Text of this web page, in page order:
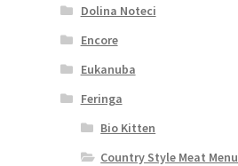
Dolina Noteci
Encore
Eukanuba
Feringa
Bio Kitten
Country Style Meat Menu